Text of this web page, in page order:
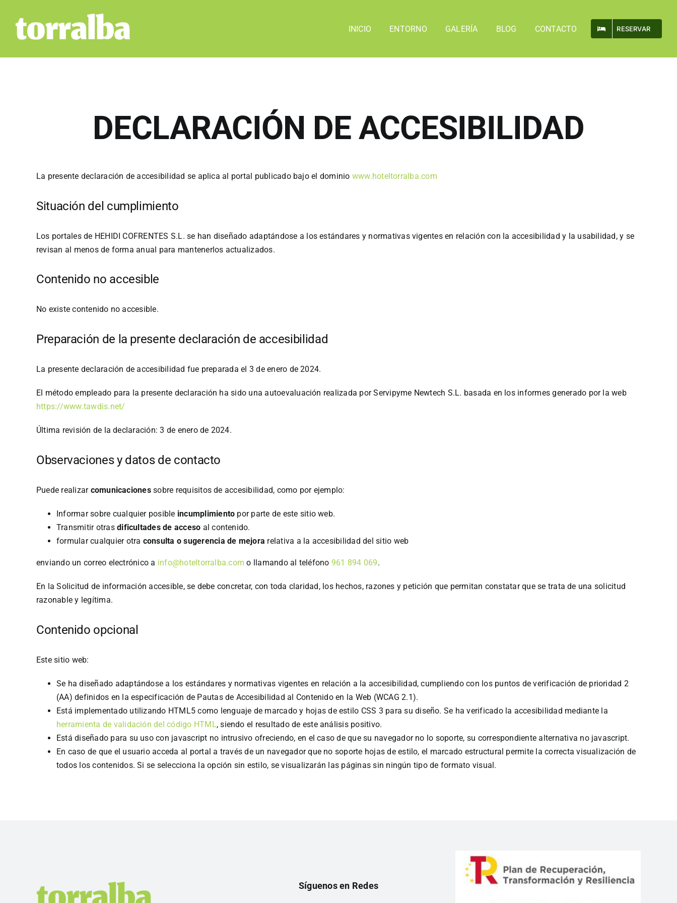
contenido
INICIO ENTORNO GALERÍA BLOG CONTACTO RESERVAR
DECLARACIÓN DE ACCESIBILIDAD
La presente declaración de accesibilidad se aplica al portal publicado bajo el dominio www.hoteltorralba.com
Situación del cumplimiento
Los portales de HEHIDI COFRENTES S.L. se han diseñado adaptándose a los estándares y normativas vigentes en relación con la accesibilidad y la usabilidad, y se
revisan al menos de forma anual para mantenerlos actualizados.
Contenido no accesible
No existe contenido no accesible.
Preparación de la presente declaración de accesibilidad
La presente declaración de accesibilidad fue preparada el 3 de enero de 2024.
El método empleado para la presente declaración ha sido una autoevaluación realizada por Servipyme Newtech S.L. basada en los informes generado por la web
https://www.tawdis.net/
Última revisión de la declaración: 3 de enero de 2024.
Observaciones y datos de contacto
Puede realizar comunicacionessobre requisitos de accesibilidad, como por ejemplo:
Informar sobre cualquier posible incumplimiento por parte de este sitio web.
Transmitir otrasdificultades de acceso al contenido.
formular cualquier otra consulta o sugerencia de mejora relativa a la accesibilidad del sitio web
enviando un correo electrónico a info@hoteltorralba.com o llamando al teléfono 961 894 069.
En la Solicitud de información accesible, se debe concretar, con toda claridad, los hechos, razones y petición que permitan constatar que se trata de una solicitud
razonable y legítima.
Contenido opcional
Este sitio web:
Se ha diseñado adaptándose a los estándares y normativas vigentes en relación a la accesibilidad, cumpliendo con los puntos de verificación de prioridad 2
(AA) definidos en la especificación de Pautas de Accesibilidad al Contenido en la Web (WCAG 2.1).
Está implementado utilizando HTML5 como lenguaje de marcado y hojas de estilo CSS 3 para su diseño. Se ha verificado la accesibilidad mediante la
herramienta de validación del código HTML, siendo el resultado de este análisis positivo.
Está diseñado para su uso con javascript no intrusivo ofreciendo, en el caso de que su navegador no lo soporte, su correspondiente alternativa no javascript.
En caso de que el usuario acceda al portal a través de un navegador que no soporte hojas de estilo, el marcado estructural permite la correcta visualización de
todos los contenidos. Si se selecciona la opción sin estilo, se visualizarán las páginas sin ningún tipo de formato visual.
Síguenos en Redes